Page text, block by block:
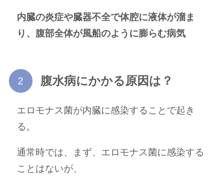
内臓の炎症や臓器不全で体腔に液体が溜ま
り、腹部全体が風船のように膨らむ病気
腹水病にかかる原因は？
エロモナス菌が内臓に感染することで起き
る。
通常時では、まず、エロモナス菌に感染する
ことはないが、